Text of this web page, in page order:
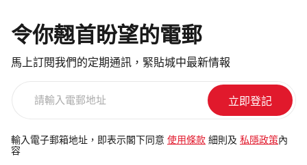
令你翹首盼望的電郵
馬上訂閱我們的定期通訊，緊貼城中最新情報
電
郵
輸入電子郵箱地址，即表示閣下同意 使用條款 細則及 私隱政策 內
容